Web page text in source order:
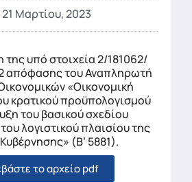
21 Μαρτίου, 2023
υπό στοιχεία 2/181062/
απόφασης του Αναπληρωτή
«Οικονομική
κρατικού προϋπολογισμού
του βασικού σχεδίου
λογιστικού πλαισίου της
(Β’ 5881).
το αρχείο pdf